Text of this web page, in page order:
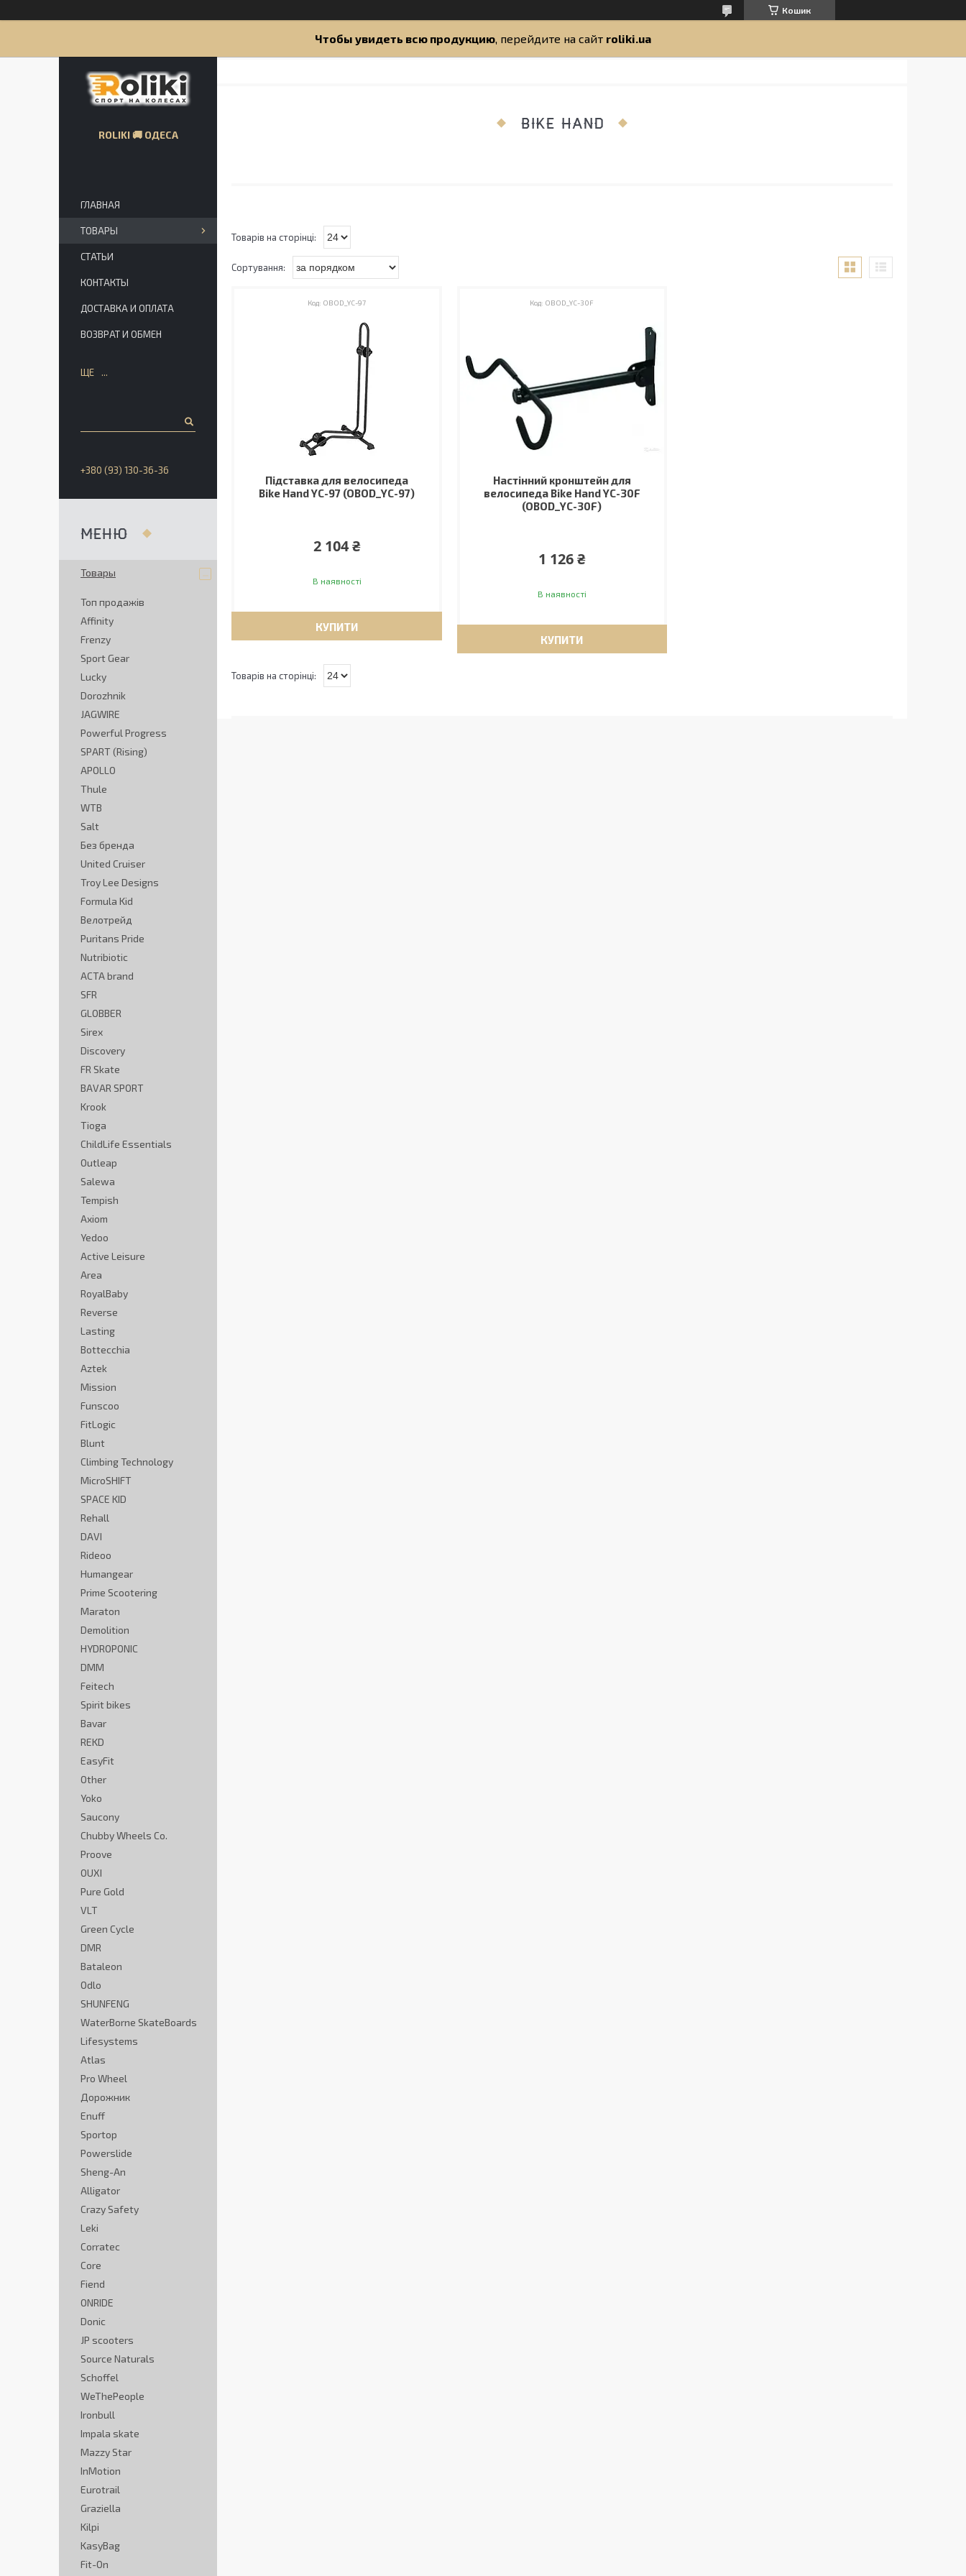
Кошик
Чтобы увидеть всю продукцию, перейдите на сайт roliki.ua
BIKE HAND
OBOD_YC-97
Підставка для велосипеда
Bike Hand YC-97 (OBOD_YC-97)
2 104 ₴
В наявності
КУПИТИ
OBOD_YC-30F
Настінний кронштейн для
велосипеда Bike Hand YC-30F
(OBOD_YC-30F)
1 126 ₴
В наявності
КУПИТИ
ROLIKI 🚚 ОДЕСА
ГЛАВНАЯ
ТОВАРЫ
СТАТЬИ
КОНТАКТЫ
ДОСТАВКА И ОПЛАТА
ВОЗВРАТ И ОБМЕН
ЩЕ
+380 (93) 130-36-36
Товары
Топ продажів
Affinity
Frenzy
Sport Gear
Lucky
Dorozhnik
JAGWIRE
Powerful Progress
SPART (Rising)
APOLLO
Thule
WTB
Salt
Без бренда
United Cruiser
Troy Lee Designs
Formula Kid
Велотрейд
Puritans Pride
Nutribiotic
ACTA brand
SFR
GLOBBER
Sirex
Discovery
FR Skate
BAVAR SPORT
Krook
Tioga
ChildLife Essentials
Outleap
Salewa
Tempish
Axiom
Yedoo
Active Leisure
Area
RoyalBaby
Reverse
Lasting
Bottecchia
Aztek
Mission
Funscoo
FitLogic
Blunt
Climbing Technology
MicroSHIFT
SPACE KID
Rehall
DAVI
Rideoo
Humangear
Prime Scootering
Maraton
Demolition
HYDROPONIC
DMM
Feitech
Spirit bikes
Bavar
REKD
EasyFit
Other
Yoko
Saucony
Chubby Wheels Co.
Proove
OUXI
Pure Gold
VLT
Green Cycle
DMR
Bataleon
Odlo
SHUNFENG
WaterBorne SkateBoards
Lifesystems
Atlas
Pro Wheel
Дорожник
Enuff
Sportop
Powerslide
Sheng-An
Alligator
Crazy Safety
Leki
Corratec
Core
Fiend
ONRIDE
Donic
JP scooters
Source Naturals
Schoffel
WeThePeople
Ironbull
Impala skate
Mazzy Star
InMotion
Eurotrail
Graziella
Kilpi
KasyBag
Fit-On